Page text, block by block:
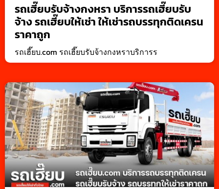
รถเฮี๊ยบรับจ้างกงหรา บริการรถเฮี๊ยบรับ
จ้าง รถเฮี๊ยบให้เช่า ให้เช่ารถบรรทุกติดเครน
ราคาถูก
รถเฮี๊ยบ.com รถเฮี๊ยบรับจ้างกงหราบริการร